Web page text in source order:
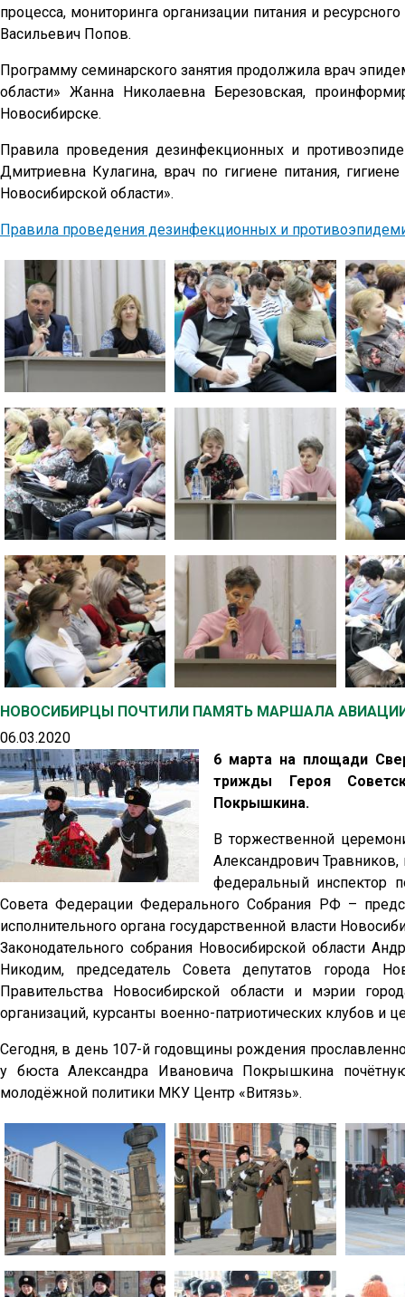
процесса, мониторинга организации питания и
Васильевич Попов.
Программу семинарского занятия продолжила врач
области» Жанна Николаевна Березовская,
Новосибирске.
Правила проведения дезинфекционных и
Дмитриевна Кулагина, врач по гигиене питания,
Новосибирской области».
Правила проведения дезинфекционных и
НОВОСИБИРЦЫ ПОЧТИЛИ ПАМЯТЬ МАРШАЛА
06.03.2020
6 марта на площади
трижды Героя
Покрышкина.
В торжественной
Александрович
федеральный инспектор
Совета Федерации Федерального Собрания РФ –
исполнительного органа государственной власти
Законодательного собрания Новосибирской области
Никодим, председатель Совета депутатов города
Правительства Новосибирской области и мэрии
организаций, курсанты военно-патриотических клубов и
Сегодня, в день 107-й годовщины рождения
у бюста Александра Ивановича Покрышкина
молодёжной политики МКУ Центр «Витязь».